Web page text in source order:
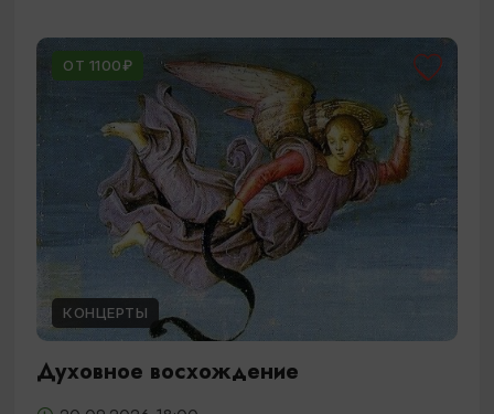
ОТ 1100₽
КОНЦЕРТЫ
Духовное восхождение